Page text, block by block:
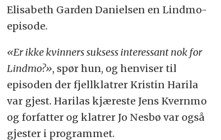
Elisabeth Garden Danielsen en Lindmo-
episode.
«Er ikke kvinners suksess interessant nok for
Lindmo?», spør hun, og henviser til
episoden der fjellklatrer Kristin Harila
var gjest. Harilas kjæreste Jens Kvernmo
og forfatter og klatrer Jo Nesbø var også
gjester i programmet.